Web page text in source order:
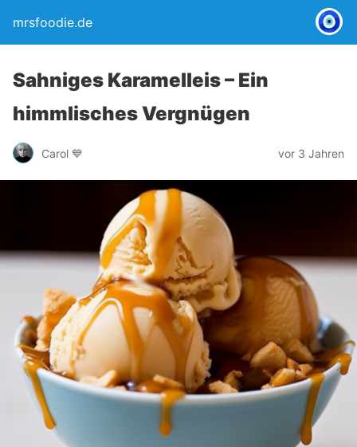
mrsfoodie.de
Sahniges Karamelleis – Ein
himmlisches Vergnügen
Carol 💙 vor 3 Jahren